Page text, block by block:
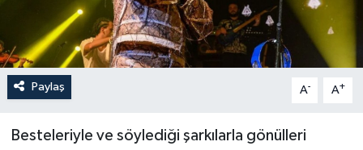
Paylaş A- A+
Besteleriyle ve söylediği şarkılarla gönülleri